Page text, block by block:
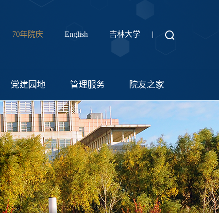
70年院庆 English 吉林大学 |
党建园地 管理服务 院友之家